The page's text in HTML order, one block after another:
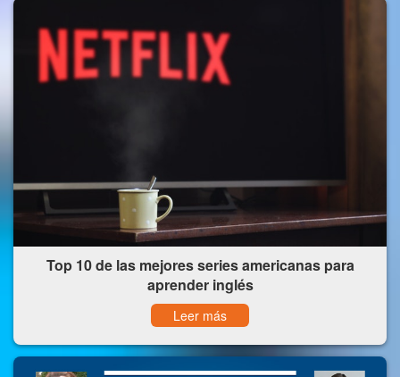
Top 10 de las mejores series americanas para
aprender inglés
Leer más